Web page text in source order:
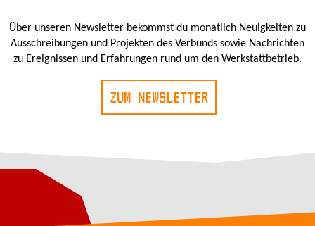
Über unseren Newsletter bekommst du monatlich Neuigkeiten zu
Ausschreibungen und Projekten des Verbunds sowie Nachrichten
zu Ereignissen und Erfahrungen rund um den Werkstattbetrieb.
ZUM NEWSLETTER